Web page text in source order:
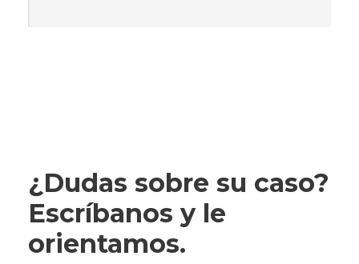
¿Dudas sobre su caso?
Escríbanos y le
orientamos.